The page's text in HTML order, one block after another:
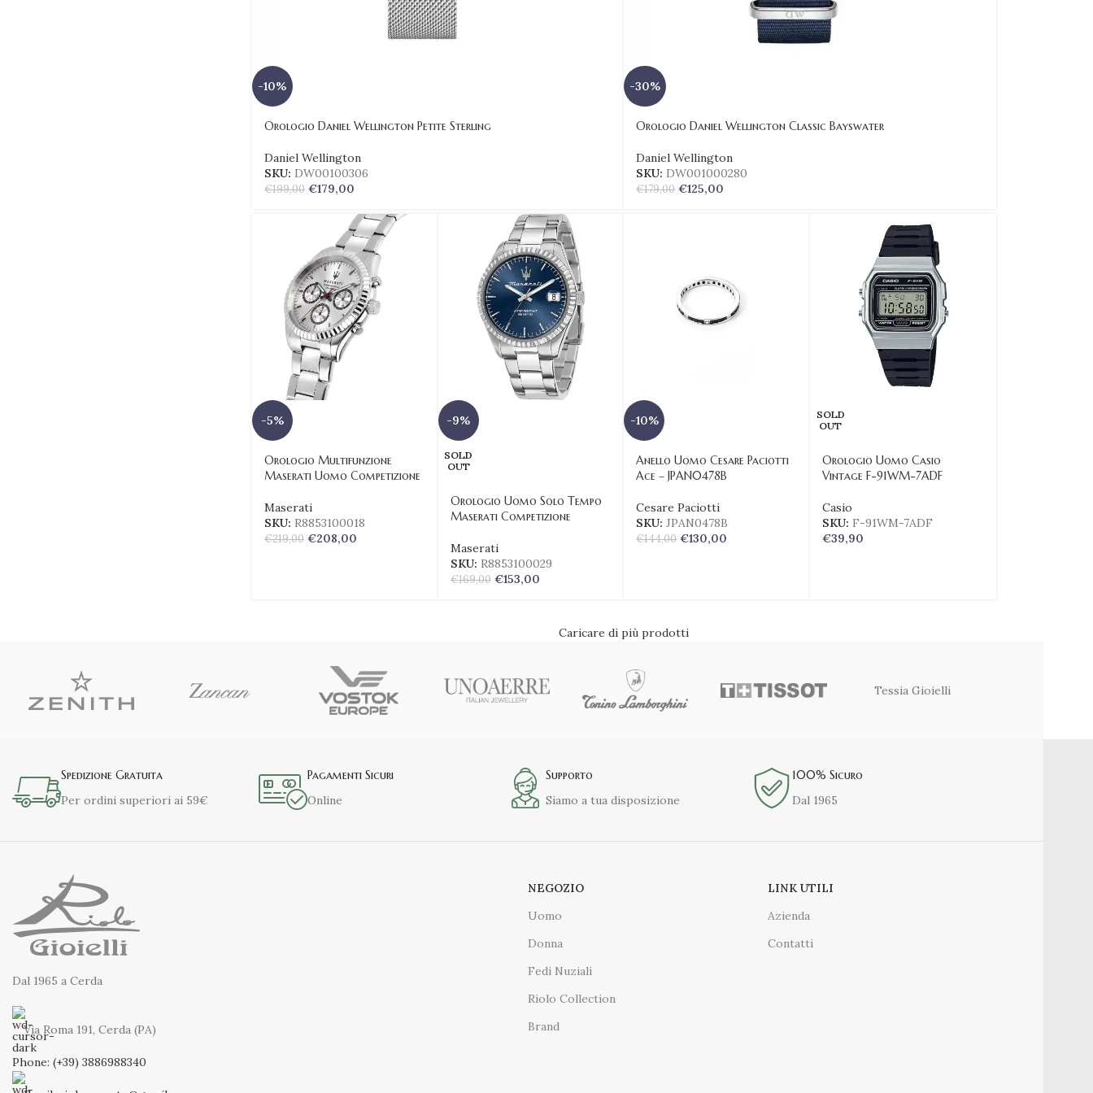
-10%
Orologio Daniel Wellington Petite Sterling
Daniel Wellington
SKU: DW00100306
€199,00 €179,00
-30%
Orologio Daniel Wellington Classic Bayswater
Daniel Wellington
SKU: DW001000280
€179,00 €125,00
-5%
Orologio Multifunzione
Maserati Uomo Competizione
Maserati
SKU: R8853100018
€219,00 €208,00
-9%
SOLD
OUT
Orologio Uomo Solo Tempo
Maserati Competizione
Maserati
SKU: R8853100029
€169,00 €153,00
-10%
Anello Uomo Cesare Paciotti
Ace – JPAN0478B
Cesare Paciotti
SKU:JPAN0478B
€144,00 €130,00
SOLD
OUT
Orologio Uomo Casio
Vintage F-91WM-7ADF
Casio
SKU: F-91WM-7ADF
€39,90
Caricare di più prodotti
Tessia Gioielli
Spedizione Gratuita
Per ordini superiori ai 59€
Pagamenti Sicuri
Online
Supporto
Siamo a tua disposizione
100% Sicuro
Dal 1965
Dal 1965 a Cerda
Via Roma 191, Cerda (PA)
Phone: (+39) 3886988340
NEGOZIO
Uomo
Donna
Fedi Nuziali
Riolo Collection
Brand
LINK UTILI
Azienda
Contatti